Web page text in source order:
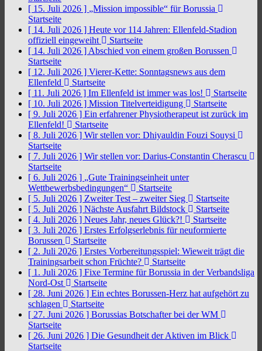
[ 15. Juli 2026 ] „Mission impossible“ für Borussia
Startseite
[ 14. Juli 2026 ] Heute vor 114 Jahren: Ellenfeld-Stadion
offiziell eingeweiht
Startseite
[ 14. Juli 2026 ] Abschied von einem großen Borussen
Startseite
[ 12. Juli 2026 ] Vierer-Kette: Sonntagsnews aus dem
Ellenfeld
Startseite
[ 11. Juli 2026 ] Im Ellenfeld ist immer was los!
Startseite
[ 10. Juli 2026 ] Mission Titelverteidigung
Startseite
[ 9. Juli 2026 ] Ein erfahrener Physiotherapeut ist zurück im
Ellenfeld!
Startseite
[ 8. Juli 2026 ] Wir stellen vor: Dhiyauldin Fouzi Souysi
Startseite
[ 7. Juli 2026 ] Wir stellen vor: Darius-Constantin Cherascu
Startseite
[ 6. Juli 2026 ] „Gute Trainingseinheit unter
Wettbewerbsbedingungen“
Startseite
[ 5. Juli 2026 ] Zweiter Test – zweiter Sieg
Startseite
[ 5. Juli 2026 ] Nächste Ausfahrt Bildstock
Startseite
[ 4. Juli 2026 ] Neues Jahr, neues Glück?!
Startseite
[ 3. Juli 2026 ] Erstes Erfolgserlebnis für neuformierte
Borussen
Startseite
[ 2. Juli 2026 ] Erstes Vorbereitungsspiel: Wieweit trägt die
Trainingsarbeit schon Früchte?
Startseite
[ 1. Juli 2026 ] Fixe Termine für Borussia in der Verbandsliga
Nord-Ost
Startseite
[ 28. Juni 2026 ] Ein echtes Borussen-Herz hat aufgehört zu
schlagen
Startseite
[ 27. Juni 2026 ] Borussias Botschafter bei der WM
Startseite
[ 26. Juni 2026 ] Die Gesundheit der Aktiven im Blick
Startseite